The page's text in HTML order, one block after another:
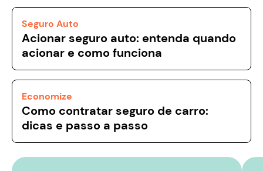
Seguro Auto
Acionar seguro auto: entenda quando
acionar e como funciona
Economize
Como contratar seguro de carro:
dicas e passo a passo